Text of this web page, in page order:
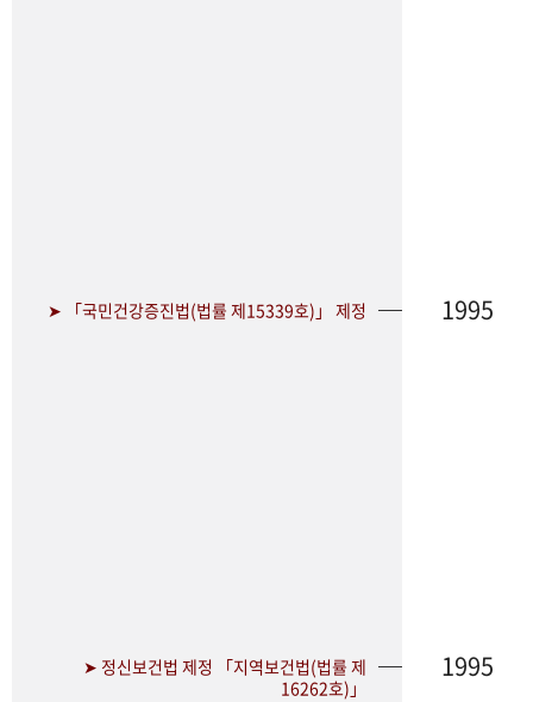
➤ 「국민건강증진법(법률 제15339호)」 제정 1995
➤ 정신보건법 제정 「지역보건법(법률 제
16262호)」
1995